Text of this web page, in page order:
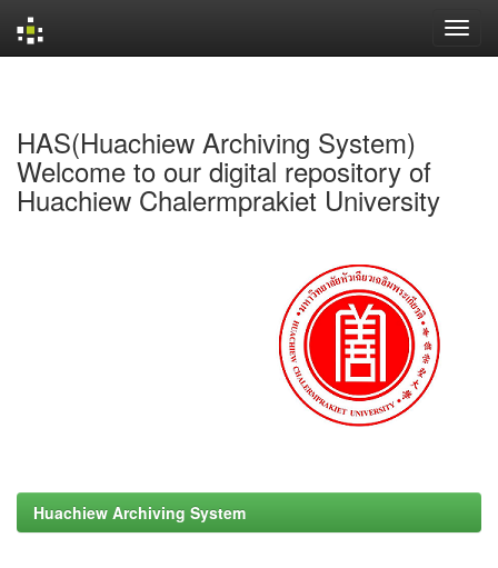
HAS(Huachiew Archiving System)
Welcome to our digital repository of
Huachiew Chalermprakiet University
Huachiew Archiving System